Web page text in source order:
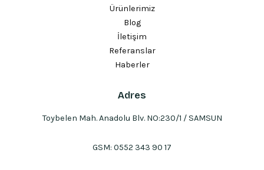
Ürünlerimiz
Blog
İletişim
Referanslar
Haberler
Adres
Toybelen Mah. Anadolu Blv. NO:230/1 / SAMSUN
GSM: 0552 343 90 17